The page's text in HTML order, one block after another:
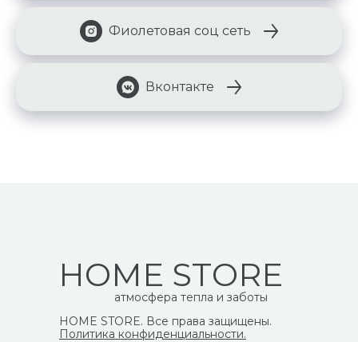
Фиолетовая соц сеть
Вконтакте
HOME STORE
HOME STORE. Все права защищены.
Политика конфиденциальности.
атмосфера тепла и заботы